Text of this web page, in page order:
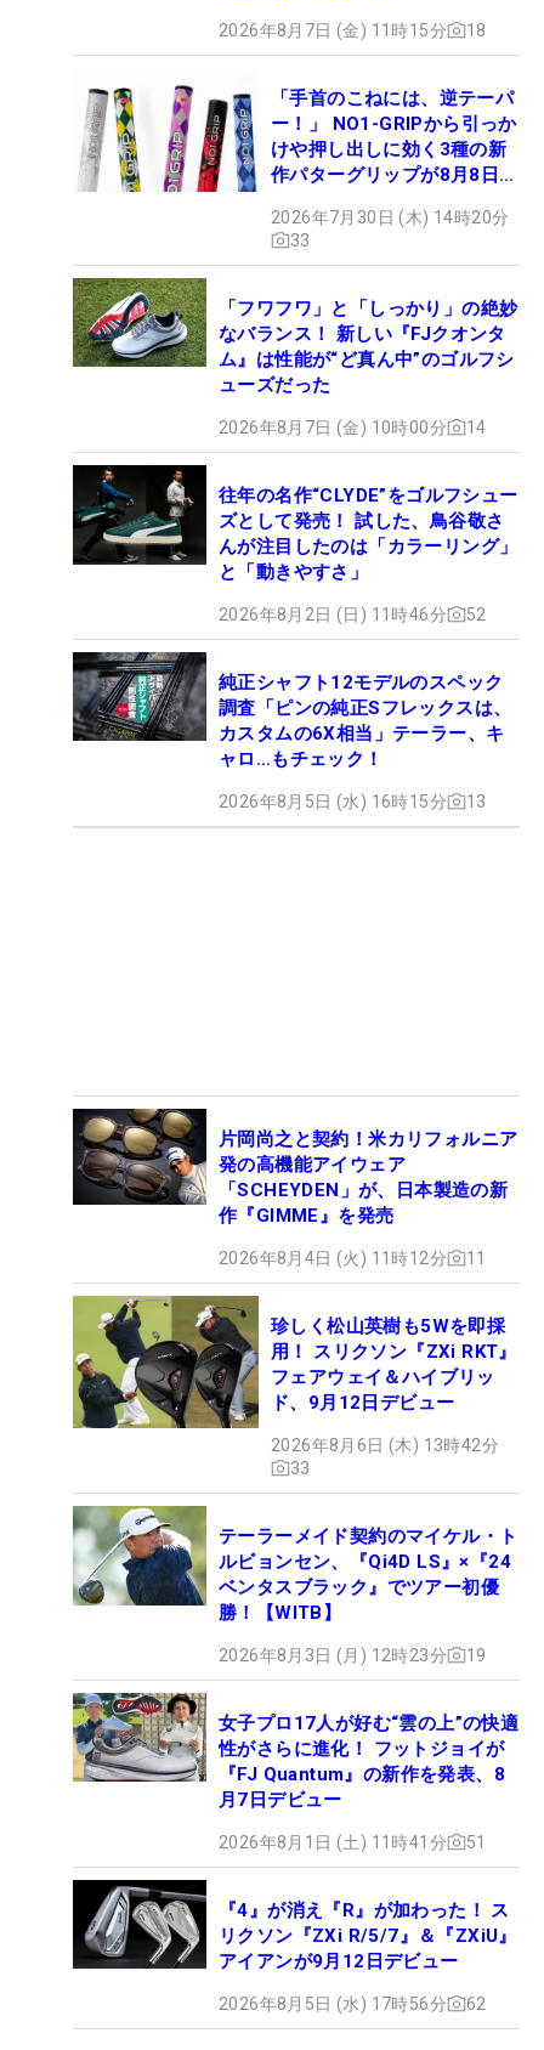
2026年8月7日 (金) 11時15分 18
「手首のこねには、逆テーパ
ー！」 NO1-GRIPから引っか
けや押し出しに効く3種の新
作パターグリップが8月8日デ
2026年7月30日 (木) 14時20分
33
「フワフワ」と「しっかり」の絶妙
なバランス！ 新しい『FJクオンタ
ム』は性能が“ど真ん中”のゴルフシ
ューズだった
2026年8月7日 (金) 10時00分 14
往年の名作“CLYDE”をゴルフシュー
ズとして発売！ 試した、鳥谷敬さ
んが注目したのは「カラーリング」
と「動きやすさ」
2026年8月2日 (日) 11時46分 52
純正シャフト12モデルのスペック
調査「ピンの純正Sフレックスは、
カスタムの6X相当」テーラー、キ
ャロ…もチェック！
2026年8月5日 (水) 16時15分 13
片岡尚之と契約！米カリフォルニア
発の高機能アイウェア
「SCHEYDEN」が、日本製造の新
作『GIMME』を発売
2026年8月4日 (火) 11時12分 11
珍しく松山英樹も5Wを即採
用！ スリクソン『ZXi RKT』
フェアウェイ＆ハイブリッ
ド、9月12日デビュー
2026年8月6日 (木) 13時42分
33
テーラーメイド契約のマイケル・ト
ルビョンセン、『Qi4D LS』×『24
ベンタスブラック』でツアー初優
勝！【WITB】
2026年8月3日 (月) 12時23分 19
女子プロ17人が好む“雲の上”の快適
性がさらに進化！ フットジョイが
『FJ Quantum』の新作を発表、8
月7日デビュー
2026年8月1日 (土) 11時41分 51
『4』が消え『R』が加わった！ ス
リクソン『ZXi R/5/7』＆『ZXiU』
アイアンが9月12日デビュー
2026年8月5日 (水) 17時56分 62